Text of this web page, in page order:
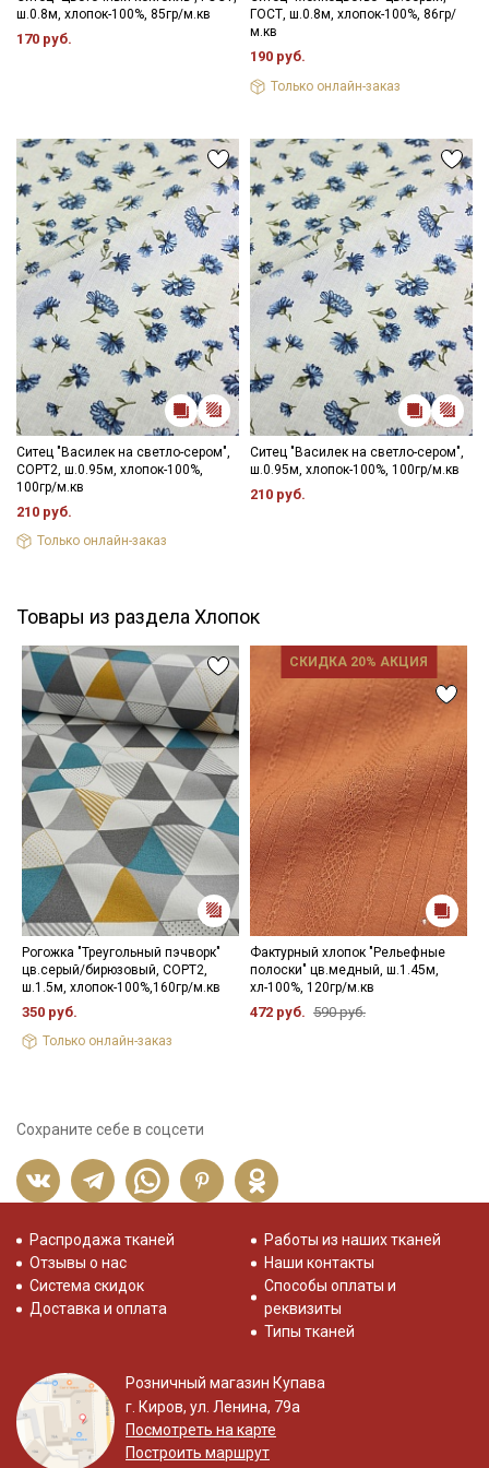
ш.0.8м, хлопок-100%, 85гр/м.кв
170 руб.
ГОСТ, ш.0.8м, хлопок-100%, 86гр/
м.кв
190 руб.
Только онлайн-заказ
Ситец "Василек на светло-сером",
СОРТ2, ш.0.95м, хлопок-100%,
100гр/м.кв
210 руб.
Только онлайн-заказ
Ситец "Василек на светло-сером",
ш.0.95м, хлопок-100%, 100гр/м.кв
210 руб.
Товары из раздела Хлопок
Рогожка "Треугольный пэчворк"
цв.серый/бирюзовый, СОРТ2,
ш.1.5м, хлопок-100%,160гр/м.кв
350 руб.
Только онлайн-заказ
СКИДКА 20% АКЦИЯ
Фактурный хлопок "Рельефные
полоски" цв.медный, ш.1.45м,
хл-100%, 120гр/м.кв
472 руб. 590 руб.
Сохраните себе в соцсети
Распродажа тканей
Отзывы о нас
Система скидок
Доставка и оплата
Работы из наших тканей
Наши контакты
Способы оплаты и
реквизиты
Типы тканей
Розничный магазин Купава
г. Киров, ул. Ленина, 79а
Посмотреть на карте
Построить маршрут